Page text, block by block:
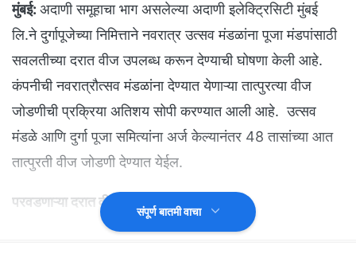
मुंबई: अदाणी समूहाचा भाग असलेल्या अदाणी इलेक्ट्रिसिटी मुंबई
लि.ने दुर्गापूजेच्या निमित्ताने नवरात्र उत्सव मंडळांना पूजा मंडपांसाठी
सवलतीच्या दरात वीज उपलब्ध करून देण्याची घोषणा केली आहे.
कंपनीची नवरात्रौत्सव मंडळांना देण्यात येणाऱ्या तात्पुरत्या वीज
जोडणीची प्रक्रिया अतिशय सोपी करण्यात आली आहे. उत्सव
मंडळे आणि दुर्गा पूजा समित्यांना अर्ज केल्यानंतर 48 तासांच्या आत
तात्पुरती वीज जोडणी देण्यात येईल.
परवडणाऱ्या दरात वीज
महाराष्ट्र विद्युत नियामक आयोगाच्या (MERC) मार्गदर्शक
संपूर्ण बातमी वाचा